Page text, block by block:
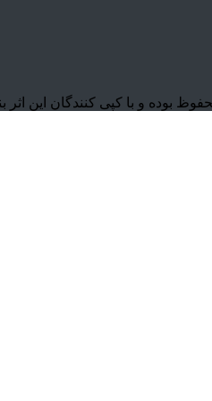
کنندگان این اثر بنا به قوانین